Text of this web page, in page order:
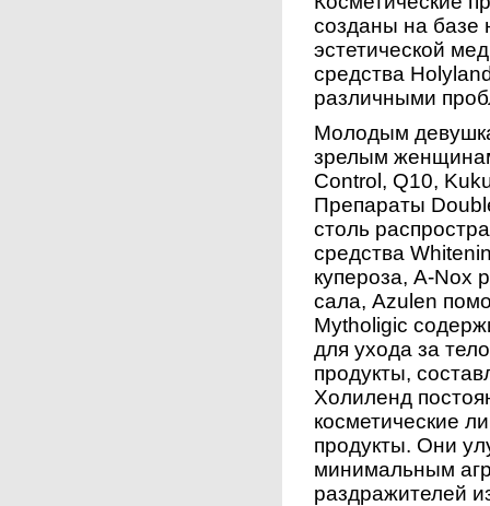
созданы на базе
эстетической
средства
различными
Молодым
зрелым
Control, Q10,
Препараты
столь
средства
купероза, A-Nox
сала, Azulen
Mytholigic
для ухода за
продукты,
Холиленд
косметические
продукты. Они
минимальным
раздражителей